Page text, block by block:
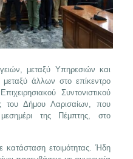
μεταξύ Υπηρεσιών και
άλλων στο επίκεντρο
Συντονιστικού
του Δήμου Λαρισαίων, που
της Πέμπτης, στο
κατάσταση ετοιμότητας. Ήδη